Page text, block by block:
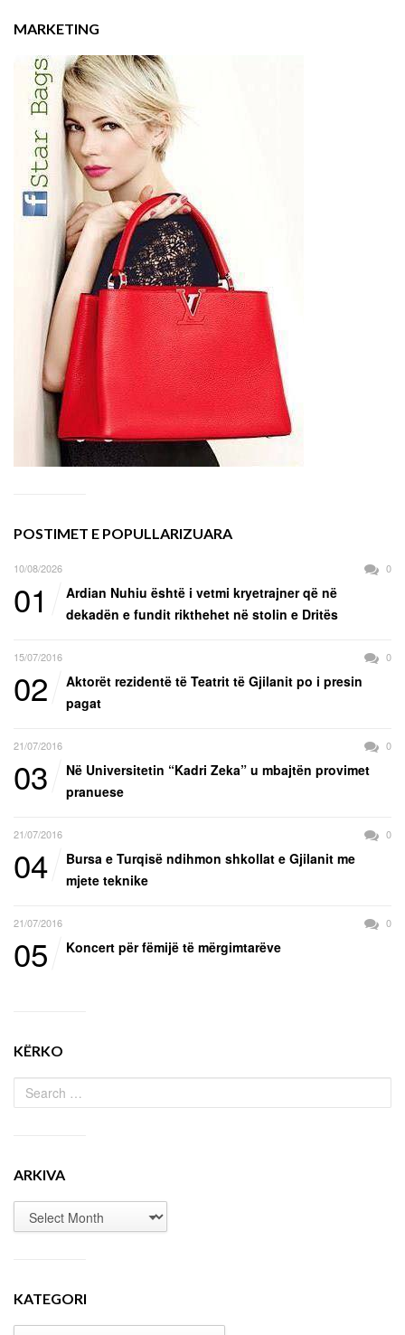
MARKETING
POSTIMET E POPULLARIZUARA
10/08/2026 0
01
Ardian Nuhiu është i vetmi kryetrajner që në
dekadën e fundit rikthehet në stolin e Dritës
15/07/2016 0
02
Aktorët rezidentë të Teatrit të Gjilanit po i presin
pagat
21/07/2016 0
03
Në Universitetin “Kadri Zeka” u mbajtën provimet
pranuese
21/07/2016 0
04
Bursa e Turqisë ndihmon shkollat e Gjilanit me
mjete teknike
21/07/2016 0
05 Koncert për fëmijë të mërgimtarëve
KËRKO
ARKIVA
KATEGORI